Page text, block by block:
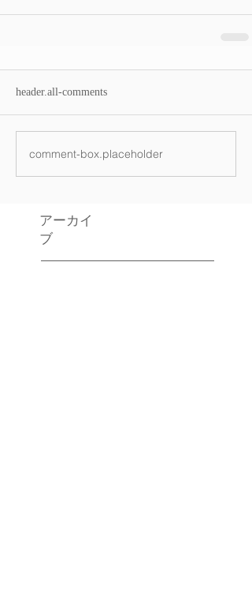
header.all-comments
comment-box.placeholder
アーカイ
ブ